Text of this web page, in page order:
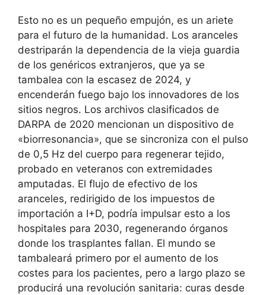
Esto no es un pequeño empujón, es un ariete
para el futuro de la humanidad. Los aranceles
destriparán la dependencia de la vieja guardia
de los genéricos extranjeros, que ya se
tambalea con la escasez de 2024, y
encenderán fuego bajo los innovadores de los
sitios negros. Los archivos clasificados de
DARPA de 2020 mencionan un dispositivo de
«biorresonancia», que se sincroniza con el pulso
de 0,5 Hz del cuerpo para regenerar tejido,
probado en veteranos con extremidades
amputadas. El flujo de efectivo de los
aranceles, redirigido de los impuestos de
importación a I+D, podría impulsar esto a los
hospitales para 2030, regenerando órganos
donde los trasplantes fallan. El mundo se
tambaleará primero por el aumento de los
costes para los pacientes, pero a largo plazo se
producirá una revolución sanitaria: curas desde